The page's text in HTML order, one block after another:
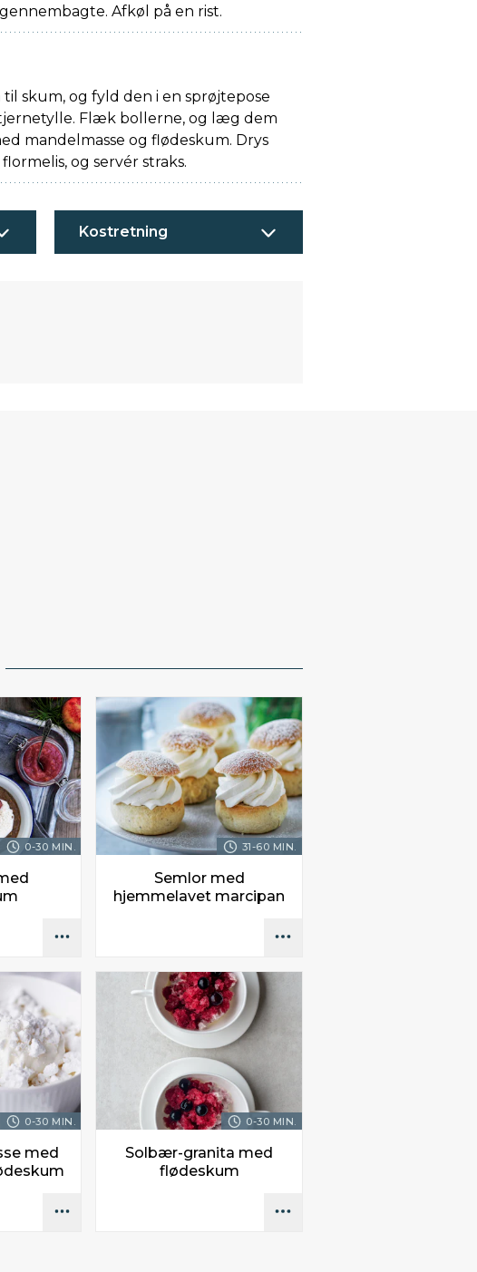
Afkøl på en rist.
til skum, og fyld den i en sprøjtepose
Flæk bollerne, og læg dem
mandelmasse og flødeskum. Drys
og servér straks.
Kostretning
0-30 MIN. 31-60 MIN.
Semlor med
hjemmelavet marcipan
0-30 MIN.
med
0-30 MIN.
Solbær-granita med
flødeskum